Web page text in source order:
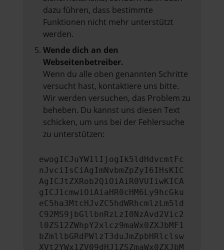
dazu führen, dass bestimmte
Funktionen nicht mehr unterstützt
werden.
Wende dich an den
Webseitenbetreiber.
Wenn du alle oben genannten Schritte
versucht hast, kontaktiere uns bitte.
Wir werden versuchen, das Problem zu
beheben. Du kannst uns diesen Text
schicken, um uns bei der Fehlersuche
zu unterstützen:
ewogICJuYW1lIjogIk5ldHdvcmtFc
nJvciIsCiAgImNvbmZpZyI6IHsKIC
AgICJtZXRob2QiOiAiR0VUIiwKICA
gICJ1cmwiOiAiaHR0cHM6Ly9hcGku
eC5ha3MtcHJvZC5hdWRhcmlzLm5ld
C92MS9jbGllbnRzLzI0NzAvd2Vic2
l0ZS12ZWhpY2xlcz9maWx0ZXJbMF1
bZmllbGRdPWlzT3duJmZpbHRlclsw
XVt2YWx1ZV09dHJ1ZSZmaWx0ZXJbM